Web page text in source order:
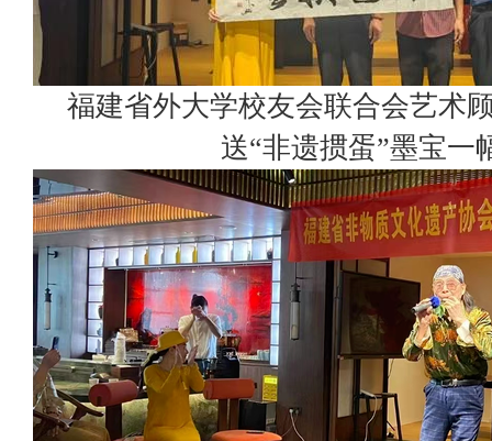
福建省外大学校友会联合会艺术
送“非遗掼蛋”墨宝一